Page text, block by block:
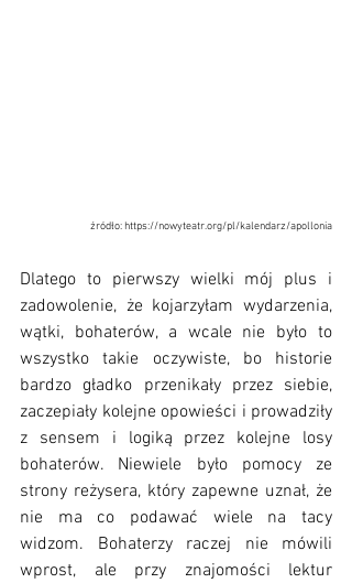
źródło: https://nowyteatr.org/pl/kalendarz/apollonia
Dlatego to pierwszy wielki mój plus i
zadowolenie, że kojarzyłam wydarzenia,
wątki, bohaterów, a wcale nie było to
wszystko takie oczywiste, bo historie
bardzo gładko przenikały przez siebie,
zaczepiały kolejne opowieści i prowadziły
z sensem i logiką przez kolejne losy
bohaterów. Niewiele było pomocy ze
strony reżysera, który zapewne uznał, że
nie ma co podawać wiele na tacy
widzom. Bohaterzy raczej nie mówili
wprost, ale przy znajomości lektur